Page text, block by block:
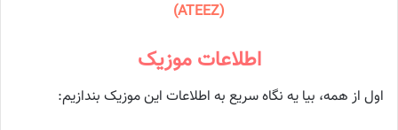
(ATEEZ)
اطلاعات موزیک
اول از همه، بیا یه نگاه سریع به اطلاعات این موزیک بندازیم: